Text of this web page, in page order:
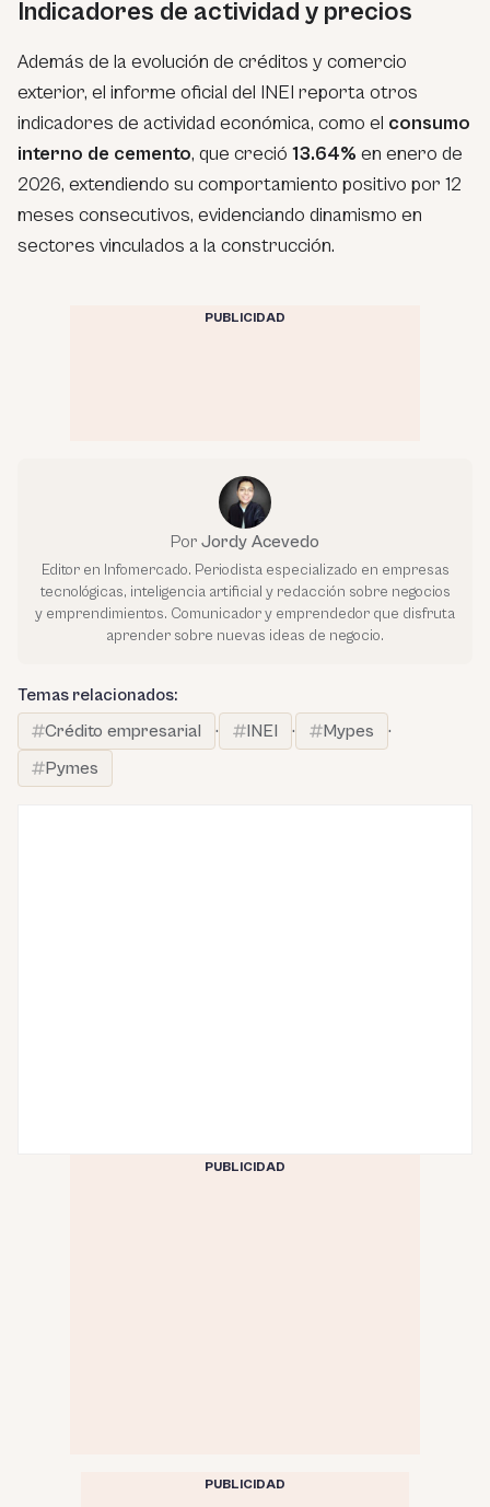
Indicadores de actividad y precios
Además de la evolución de créditos y comercio
exterior, el informe oficial del INEI reporta otros
indicadores de actividad económica, como el consumo
interno de cemento, que creció 13.64% en enero de
2026, extendiendo su comportamiento positivo por 12
meses consecutivos, evidenciando dinamismo en
sectores vinculados a la construcción.
PUBLICIDAD
Por Jordy Acevedo
Editor en Infomercado. Periodista especializado en empresas
tecnológicas, inteligencia artificial y redacción sobre negocios
y emprendimientos. Comunicador y emprendedor que disfruta
aprender sobre nuevas ideas de negocio.
Temas relacionados:
Crédito empresarial
· INEI · Mypes
·
Pymes
PUBLICIDAD
PUBLICIDAD